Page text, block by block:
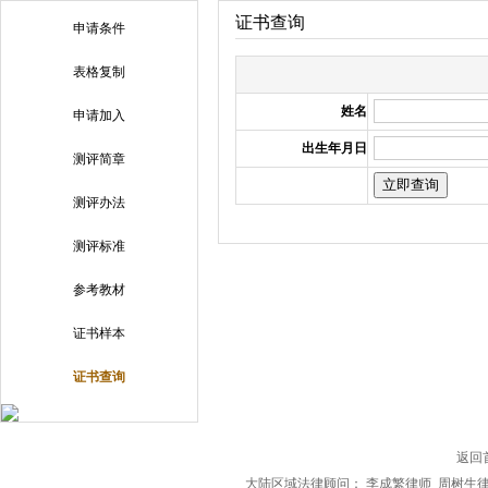
申请条件
表格复制
申请加入
测评简章
测评办法
测评标准
参考教材
证书样本
证书查询
证书查询
姓名
出生年月日
返回
大陆区域法律顾问： 李成繁律师 周树